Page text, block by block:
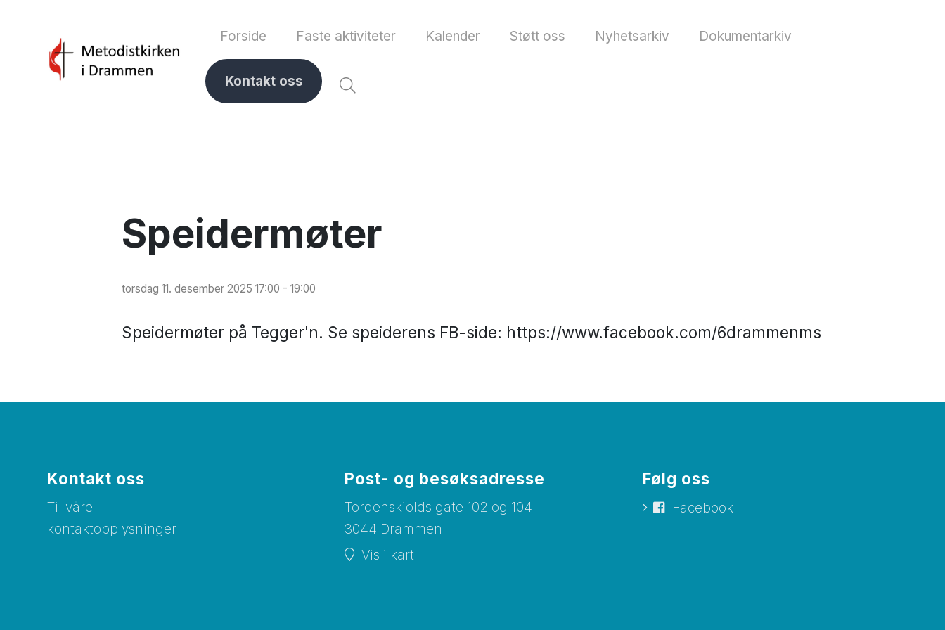
Forside Faste aktiviteter Kalender Støtt oss Nyhetsarkiv Dokumentarkiv
Kontakt oss
Speidermøter
torsdag 11. desember 2025 17:00 - 19:00
Speidermøter på Tegger'n. Se speiderens FB-side: https://www.facebook.com/6drammenms
Kontakt oss
Til våre
kontaktopplysninger
Post- og besøksadresse
Tordenskiolds gate 102 og 104
3044 Drammen
Vis i kart
Følg oss
Facebook